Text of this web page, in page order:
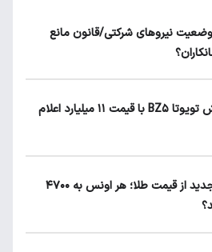
مشمول مالیات هستند
گوشت برزیلی در اروپا
نیروهای شرکتی/قانون مانع
شرایط فروش تویوتا BZ۵ با قیمت ۱۱ میلیارد اعلام
پیش‌بینی جدید از قیمت طلا؛ هر اونس به ۴۷۰۰